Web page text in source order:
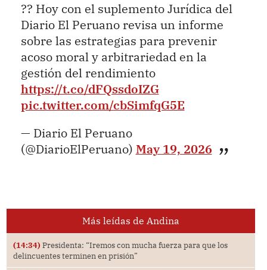
?? Hoy con el suplemento Jurídica del
Diario El Peruano revisa un informe
sobre las estrategias para prevenir
acoso moral y arbitrariedad en la
gestión del rendimiento
https://t.co/dFQssdoIZG
pic.twitter.com/cbSimfqG5E
— Diario El Peruano
(@DiarioElPeruano) May 19, 2026
Más leídas de Andina
(14:34) Presidenta: “Iremos con mucha fuerza para que los
delincuentes terminen en prisión”